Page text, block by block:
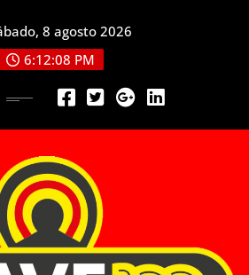
8 agosto 2026
6:12:10 PM